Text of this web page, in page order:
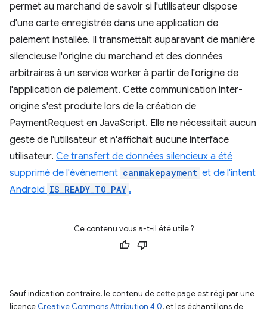
permet au marchand de savoir si l'utilisateur dispose
d'une carte enregistrée dans une application de
paiement installée. Il transmettait auparavant de manière
silencieuse l'origine du marchand et des données
arbitraires à un service worker à partir de l'origine de
l'application de paiement. Cette communication inter-
origine s'est produite lors de la création de
PaymentRequest en JavaScript. Elle ne nécessitait aucun
geste de l'utilisateur et n'affichait aucune interface
utilisateur. Ce transfert de données silencieux a été
supprimé de l'événement canmakepayment et de l'intent
Android IS_READY_TO_PAY .
Ce contenu vous a-t-il été utile ?
Sauf indication contraire, le contenu de cette page est régi par une
licence Creative Commons Attribution 4.0, et les échantillons de